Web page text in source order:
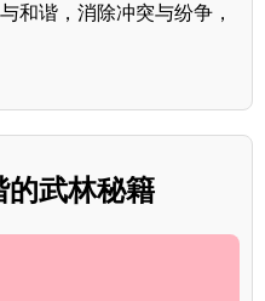
和谐，消除冲突与纷争，
的武林秘籍